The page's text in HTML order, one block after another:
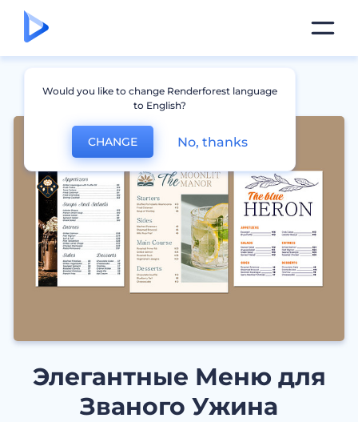
Элегантные Меню для
Званого Ужина
Would you like to change Renderforest language
to English?
CHANGE No, thanks